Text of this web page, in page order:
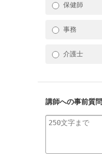
保健師
事務
介護士
講師への事前質問